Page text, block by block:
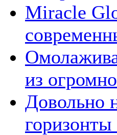
Miracle
из
Довольно